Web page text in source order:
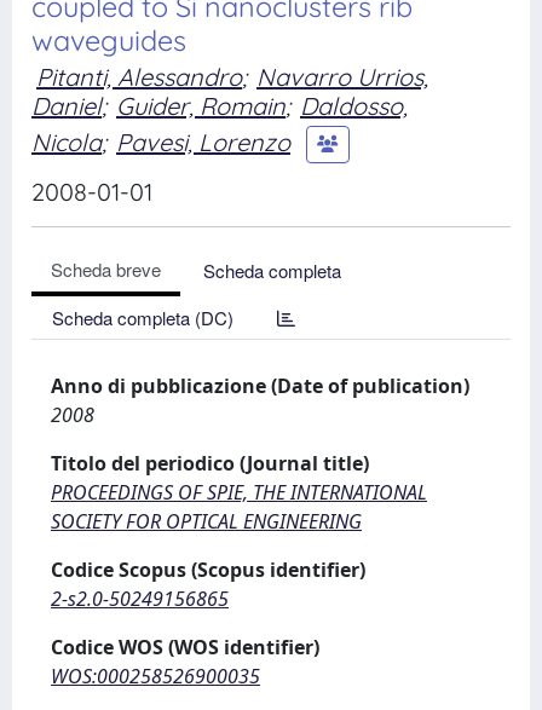
waveguides
Pitanti, Alessandro; Navarro Urrios,
Daniel; Guider, Romain; Daldosso,
Nicola; Pavesi, Lorenzo
2008-01-01
Scheda breve
Scheda completa
Scheda completa (DC)
Anno di pubblicazione (Date of publication)
2008
Titolo del periodico (Journal title)
PROCEEDINGS OF SPIE, THE INTERNATIONAL
SOCIETY FOR OPTICAL ENGINEERING
Codice Scopus (Scopus identifier)
2-s2.0-50249156865
Codice WOS (WOS identifier)
WOS:000258526900035